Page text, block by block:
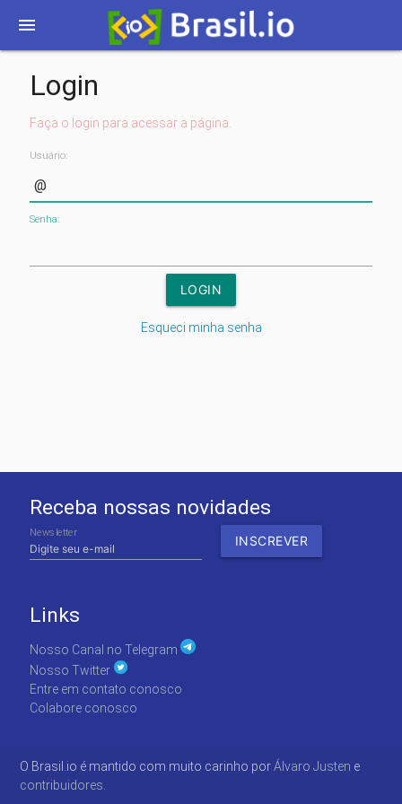
menu
Login
Faça o login para acessar a página.
Usuário:
Senha:
Esqueci minha senha
Receba nossas novidades
Newsletter
Links
Nosso Canal no Telegram
Nosso Twitter
Entre em contato conosco
Colabore conosco
O Brasil.io é mantido com muito carinho porÁlvaro Justen e
contribuidores.